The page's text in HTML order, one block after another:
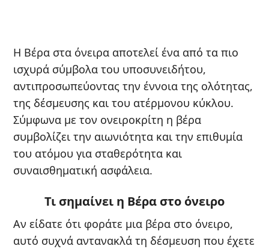
Η Βέρα στα όνειρα αποτελεί ένα από τα πιο
ισχυρά σύμβολα του υποσυνειδήτου,
αντιπροσωπεύοντας την έννοια της ολότητας,
της δέσμευσης και του ατέρμονου κύκλου.
Σύμφωνα με τον ονειροκρίτη η βέρα
συμβολίζει την αιωνιότητα και την επιθυμία
του ατόμου για σταθερότητα και
συναισθηματική ασφάλεια.
Τι σημαίνει η Βέρα στο όνειρο
Αν είδατε ότι φοράτε μια βέρα στο όνειρο,
αυτό συχνά αντανακλά τη δέσμευση που έχετε